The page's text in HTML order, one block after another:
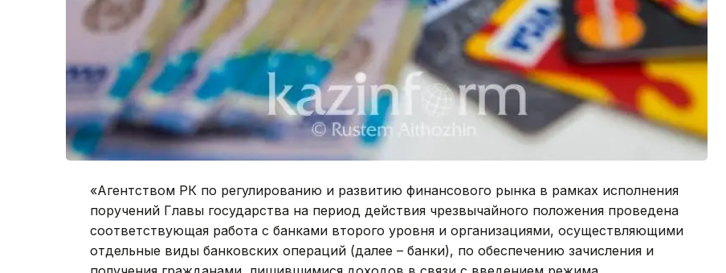
«Агентством РК по регулированию и развитию финансового рынка в рамках исполнения
поручений Главы государства на период действия чрезвычайного положения проведена
соответствующая работа с банками второго уровня и организациями, осуществляющими
отдельные виды банковских операций (далее – банки), по обеспечению зачисления и